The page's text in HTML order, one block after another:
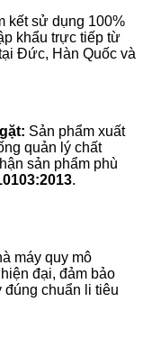
kết sử dụng 100%
khẩu trực tiếp từ
Đức, Hàn Quốc và
Sản phẩm xuất
quản lý chất
sản phẩm phù
.
máy quy mô
đại, đảm bảo
đúng chuẩn li tiêu